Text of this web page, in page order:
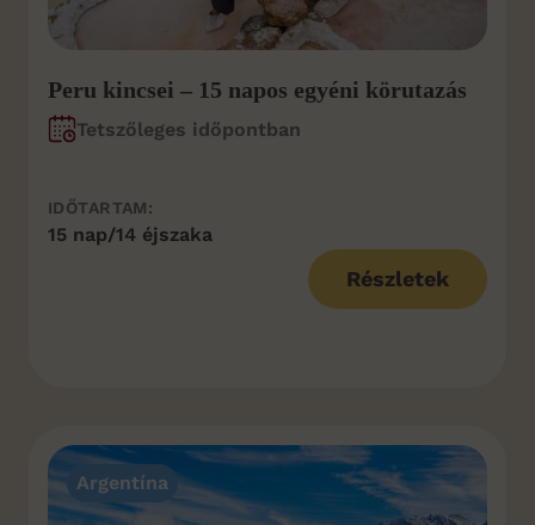
Peru kincsei – 15 napos egyéni körutazás
Tetszőleges időpontban
IDŐTARTAM:
15 nap/14 éjszaka
Részletek
Argentína